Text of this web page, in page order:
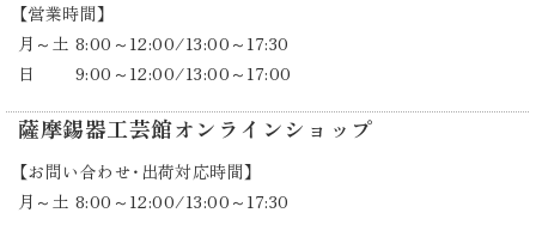
【営業時間】
月～土 8:00～12:00/13:00～17:30
日 9:00～12:00/13:00～17:00
薩摩錫器工芸館オンラインショップ
【お問い合わせ・出荷対応時間】
月～土 8:00～12:00/13:00～17:30